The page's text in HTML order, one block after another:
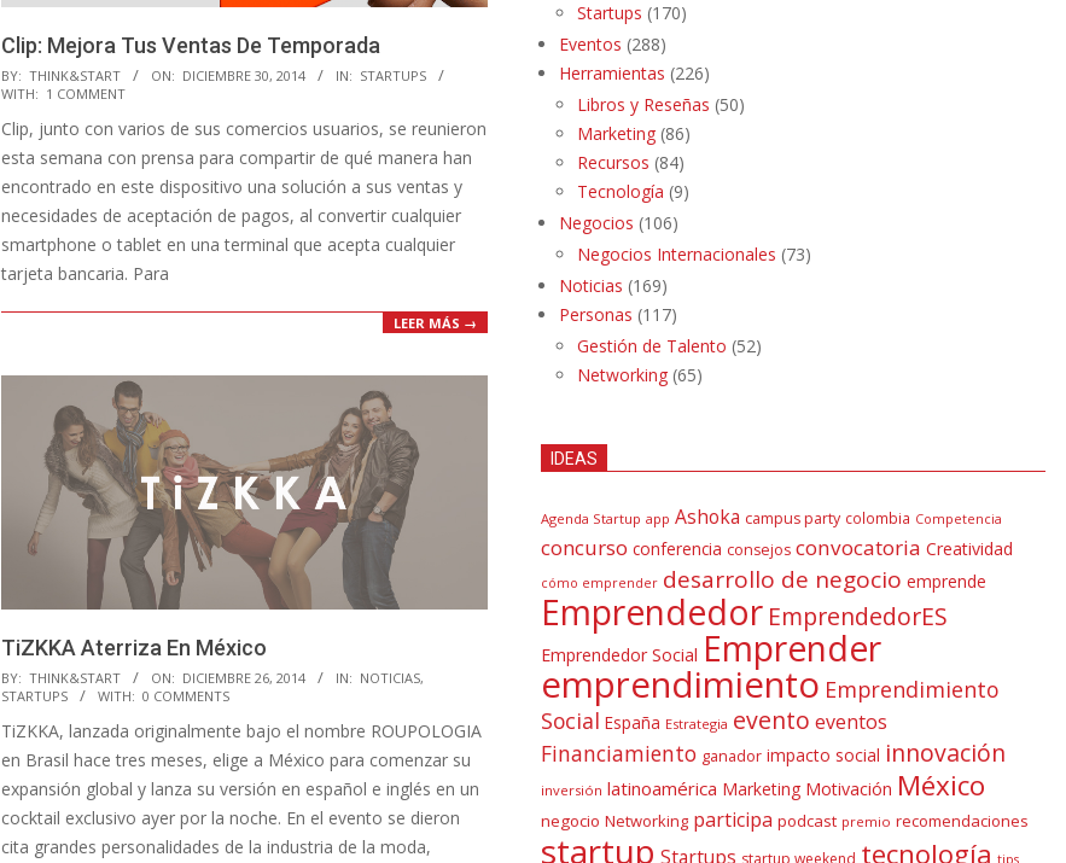
Clip: Mejora Tus Ventas De Temporada
2014-
12-
30
BY: THINK&START ON: DICIEMBRE 30, 2014 IN: STARTUPS
WITH: 1 COMMENT
Clip, junto con varios de sus comercios usuarios, se reunieron
esta semana con prensa para compartir de qué manera han
encontrado en este dispositivo una solución a sus ventas y
necesidades de aceptación de pagos, al convertir cualquier
smartphone o tablet en una terminal que acepta cualquier
tarjeta bancaria. Para
LEER MÁS →
TiZKKA Aterriza En México
2014-
12-
26
BY: THINK&START ON: DICIEMBRE 26, 2014 IN: NOTICIAS,
STARTUPS
WITH: 0 COMMENTS
TiZKKA, lanzada originalmente bajo el nombre ROUPOLOGIA
en Brasil hace tres meses, elige a México para comenzar su
expansión global y lanza su versión en español e inglés en un
cocktail exclusivo ayer por la noche. En el evento se dieron
cita grandes personalidades de la industria de la moda,
Startups (170)
Eventos (288)
Herramientas (226)
Libros y Reseñas (50)
Marketing (86)
Recursos (84)
Tecnología (9)
Negocios (106)
Negocios Internacionales (73)
Noticias (169)
Personas (117)
Gestión de Talento (52)
Networking (65)
IDEAS
Agenda Startup app Ashoka campus party colombia Competencia
concurso conferencia consejos convocatoria Creatividad
cómo emprender desarrollo de negocio emprende
Emprendedor EmprendedorES
Emprendedor Social Emprender
emprendimiento Emprendimiento
Social España Estrategia evento eventos
Financiamiento ganador impacto social innovación
inversión latinoamérica Marketing Motivación México
negocio Networking participa podcast premio recomendaciones
startup Startups tecnología tips